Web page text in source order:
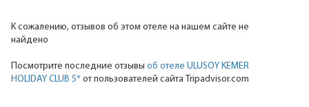
К сожалению, отзывов об этом отеле на нашем сайте не
найдено
Посмотрите последние отзывы об отеле ULUSOY KEMER
HOLIDAY CLUB 5* от пользователей сайта Tripadvisor.com